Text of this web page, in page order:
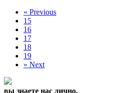
« Previous
15
16
17
18
19
» Next
вы знаете нас лично,